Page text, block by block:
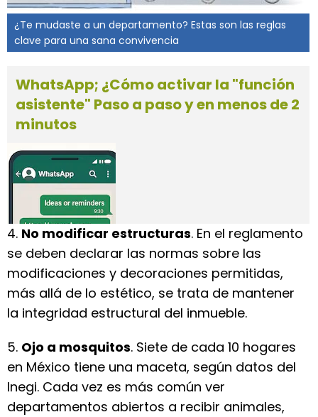
¿Te mudaste a un departamento? Estas son las reglas
clave para una sana convivencia
WhatsApp; ¿Cómo activar la "función
asistente" Paso a paso y en menos de 2
minutos
4. No modificar estructuras. En el reglamento
se deben declarar las normas sobre las
modificaciones y decoraciones permitidas,
más allá de lo estético, se trata de mantener
la integridad estructural del inmueble.
5. Ojo a mosquitos. Siete de cada 10 hogares
en México tiene una maceta, según datos del
Inegi. Cada vez es más común ver
departamentos abiertos a recibir animales,